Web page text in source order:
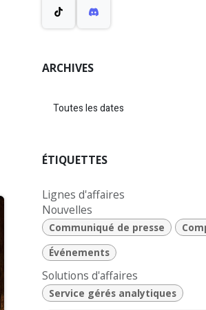
ARCHIVES
ÉTIQUETTES
Lignes d'affaires
Nouvelles
Communiqué de presse
Événements
Solutions d'affaires
Service gérés analytiques